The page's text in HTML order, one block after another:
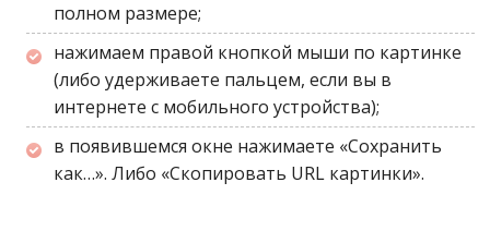
полном размере;
нажимаем правой кнопкой мыши по картинке
(либо удерживаете пальцем, если вы в
интернете с мобильного устройства);
в появившемся окне нажимаете «Сохранить
как…». Либо «Скопировать URL картинки».